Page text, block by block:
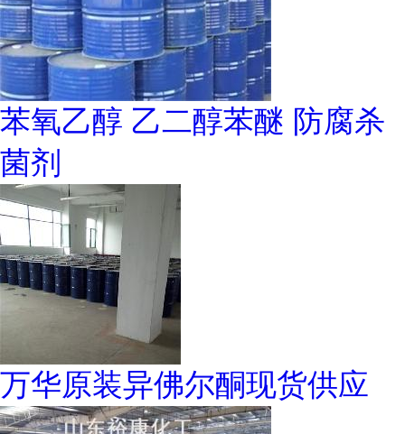
苯氧乙醇 乙二醇苯醚 防腐杀
菌剂
万华原装异佛尔酮现货供应